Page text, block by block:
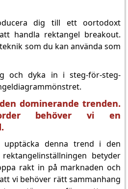
dig till ett oortodoxt
handla rektangel breakout.
som du kan använda som
och dyka in i steg-för-steg-
dominerande trenden.
behöver vi en
denna trend i den
betyder
rakt in på marknaden och
vi behöver rätt sammanhang